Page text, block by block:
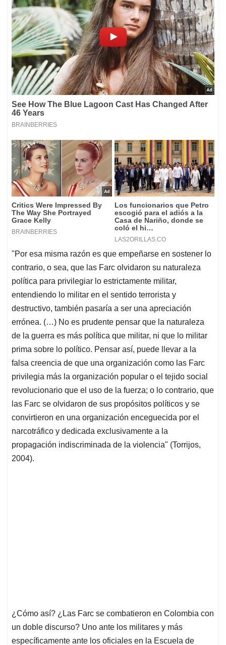
"Por esa misma razón es que empeñarse en sostener lo
contrario, o sea, que las Farc olvidaron su naturaleza
política para privilegiar lo estrictamente militar,
entendiendo lo militar en el sentido terrorista y
destructivo, también pasaría a ser una apreciación
errónea. (…) No es prudente pensar que la naturaleza
de la guerra es más política que militar, ni que lo militar
prima sobre lo político. Pensar así, puede llevar a la
falsa creencia de que una organización como las Farc
privilegia más la organización popular o el tejido social
revolucionario que el uso de la fuerza; o lo contrario, que
las Farc se olvidaron de sus propósitos políticos y se
convirtieron en una organización enceguecida por el
narcotráfico y dedicada exclusivamente a la
propagación indiscriminada de la violencia" (Torrijos,
2004).
¿Cómo así? ¿Las Farc se combatieron en Colombia con
un doble discurso? Uno ante los militares y más
específicamente ante los oficiales en la Escuela de